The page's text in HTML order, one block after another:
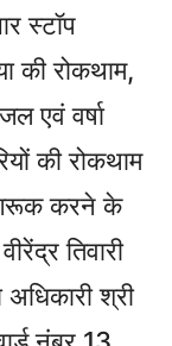
स्टॉप
की रोकथाम,
एवं वर्षा
की रोकथाम
करने के
तिवारी
श्री